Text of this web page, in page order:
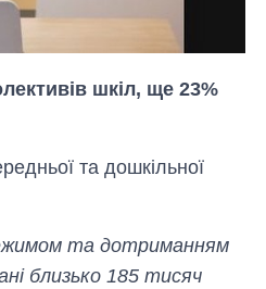
шкіл, ще 23%
та дошкільної
та дотриманням
близько 185 тисяч